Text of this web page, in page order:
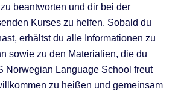
beantworten und dir bei der
Kurses zu helfen. Sobald du
erhältst du alle Informationen zu
sowie zu den Materialien, die du
Norwegian Language School freut
zu heißen und gemeinsam